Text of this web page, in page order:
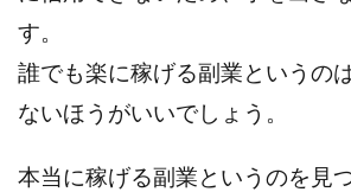
す。
誰でも楽に稼げる副業というの
ないほうがいいでしょう。
本当に稼げる副業というのを見
リッチ ギャザリング
リッチ ルーラー
ワークホップ(Work Hop)
ワールドリ